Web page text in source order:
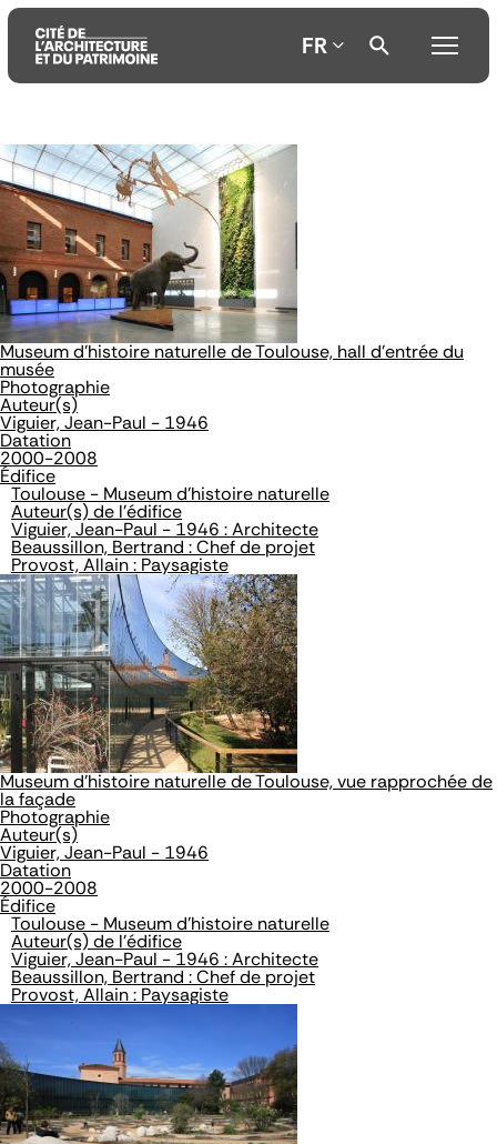
Aller
au
contenu
principal
Aller
au
menu
principal
Aller
à
la
recherche
FR
Museum d'histoire naturelle de Toulouse, hall d'entrée du
musée
Photographie
Auteur(s)
Viguier, Jean-Paul - 1946
Datation
2000-2008
Édifice
Toulouse - Museum d'histoire naturelle
Auteur(s) de l'édifice
Viguier, Jean-Paul - 1946 : Architecte
Beaussillon, Bertrand : Chef de projet
Provost, Allain : Paysagiste
Museum d'histoire naturelle de Toulouse, vue rapprochée de
la façade
Photographie
Auteur(s)
Viguier, Jean-Paul - 1946
Datation
2000-2008
Édifice
Toulouse - Museum d'histoire naturelle
Auteur(s) de l'édifice
Viguier, Jean-Paul - 1946 : Architecte
Beaussillon, Bertrand : Chef de projet
Provost, Allain : Paysagiste